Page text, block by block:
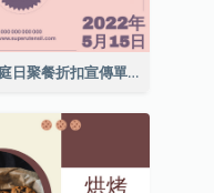
家庭日聚餐折扣宣傳單張